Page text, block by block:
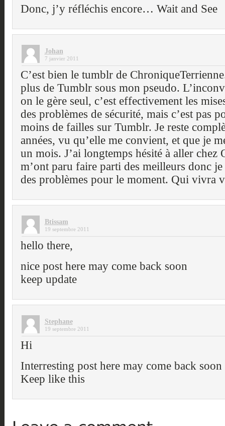
Donc, j’y réfléchis encore… Wait and See
Johan
7 janvier 2011
C’est bien le tumblr de
plus de Tumblr sous mon pseudo.
on le gère seul, c’est effectivement les
des problèmes de sécurité, mais c’est pas
moins de failles sur Tumblr. Je reste
années, vu qu’elle me convient, et que je
un mois. J’ai longtemps hésité à aller
m’ont paru faire parti des meilleurs donc je
des problèmes pour le moment. Qui vivra
Btissam
19 septembre 2011
hello there,
nice post here may come back soon
keep update
Stephane
19 septembre 2011
Hi
Interresting post here may come back soon
Keep like this